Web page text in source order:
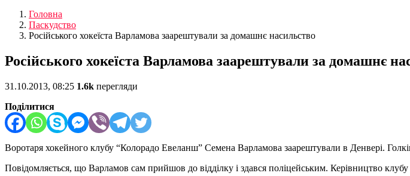
Головна
Паскудство
Російського хокеїста Варламова заарештували за домашнє насильство
Російського хокеїста Варламова заарештували за домашнє
31.10.2013, 08:25 1.6k перегляди
Поділитися
Воротаря хокейного клубу “Колорадо Евеланш” Семена Варламова заарештували в Денвері.
Повідомляється, що Варламов сам прийшов до відділку і здався поліцейським. Керівництво